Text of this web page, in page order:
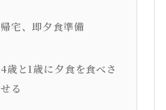
帰宅、即夕食準備
4歳と1歳に夕食を食べさ
せる